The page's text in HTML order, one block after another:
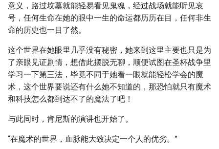
意义，路过坟墓就能轻易看见鬼魂，经过战场就能听见哀
号，任何生命在她的眼中一生的命运都历历在目，任何非生
命的历史也一目了然。
这个世界在她眼里几乎没有秘密，她来到这里主要也只是为
了亲眼见证剧情，想借此摆脱无聊，顺便试图在圣杯战争里
学习一下第三法，毕竟不同于她看一眼就能轻松学会的魔
术，这个世界要说还有什么她不知道的，那恐怕就只有魔术
和科技怎么都到达不了的魔法了吧！
与此同时，肯尼斯的演讲也开始了。
“在魔术的世界，血脉能大致决定一个人的优劣。”